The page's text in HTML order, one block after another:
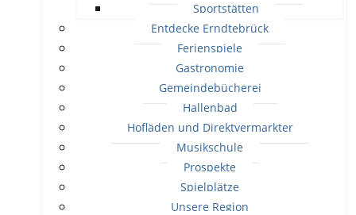
Sportstätten
Entdecke Erndtebrück
Ferienspiele
Gastronomie
Gemeindebücherei
Hallenbad
Hofläden und Direktvermarkter
Musikschule
Prospekte
Spielplätze
Unsere Region